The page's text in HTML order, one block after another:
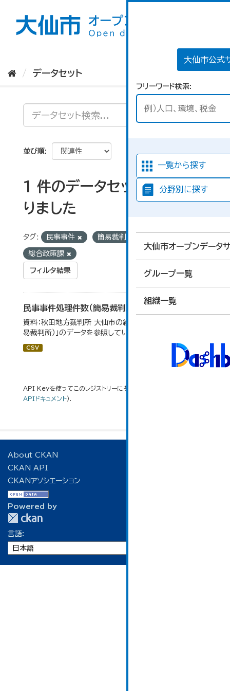
大仙市公式
フリーワード検索
一覧から探す
分野別に探す
大仙市オープンデータ
グループ一覧
組織一覧
データセット
並び順
1 件のデータセットが見つか
りました
タグ: 民事事件 簡易裁判所
総合政策課
フィルタ結果
民事事件処理件数（簡易裁判所）
資料：秋田地方裁判所 大仙市の統計「12-14 民事事件（簡
易裁判所）」のデータを参照しています。
CSV
API Keyを使ってこのレジストリーにもアクセス可能です
APIドキュメント).
About CKAN
CKAN API
CKANアソシエーション
Powered by
言語